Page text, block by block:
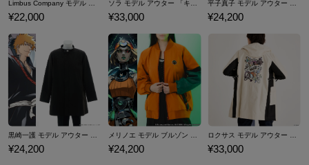
¥22,000 ¥33,000 ¥24,200
黒崎一護 モデル アウター BLEACH 千年血戦篇
¥24,200
メリノエ モデル ブルゾン Hades II ハデス2
¥24,200
ロクサス モデル アウター 「キングダム ハーツ」シリーズ
¥33,000